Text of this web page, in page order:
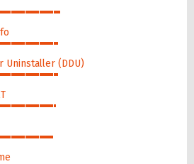
Uninstaller (DDU)